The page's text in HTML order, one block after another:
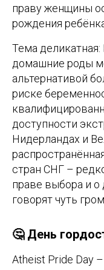
праву женщины
рождения
Тема
домашние роды
альтернативой
риске
доступности
Нидерландах и
стран СНГ –
праве выбора и о
говорят чуть
🤔 День
Atheist Pride Day